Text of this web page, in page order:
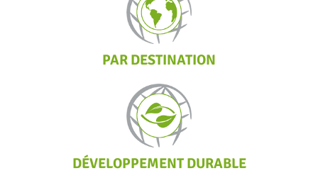
PAR DESTINATION
DÉVELOPPEMENT DURABLE